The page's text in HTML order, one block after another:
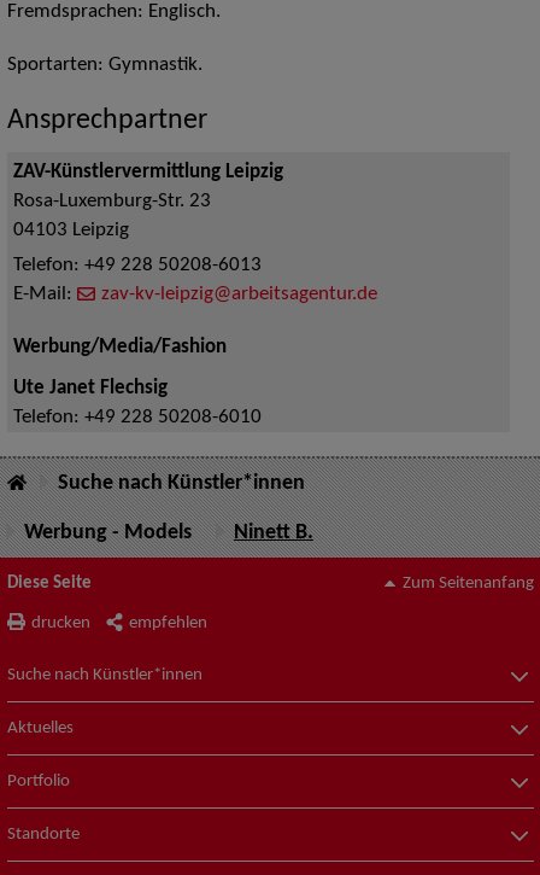
Fremdsprachen: Englisch.
Sportarten: Gymnastik.
Ansprechpartner
ZAV-Künstlervermittlung Leipzig
Rosa-Luxemburg-Str. 23
04103 Leipzig
Telefon: +49 228 50208-6013
E-Mail:
zav-kv-leipzig@arbeitsagentur.de
Werbung/Media/Fashion
Ute Janet Flechsig
Telefon: +49 228 50208-6010
Suche nach Künstler*innen
Werbung - Models Ninett B.
Diese Seite
drucken empfehlen
Zum Seitenanfang
Suche nach Künstler*innen
Aktuelles
Portfolio
Standorte